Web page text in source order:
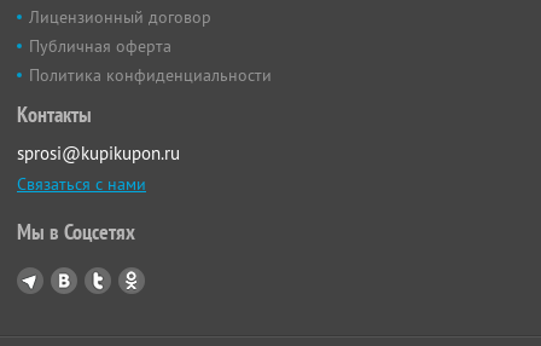
Лицензионный договор
Публичная оферта
Политика конфиденциальности
Контакты
sprosi@kupikupon.ru
Связаться с нами
Мы в Соцсетях